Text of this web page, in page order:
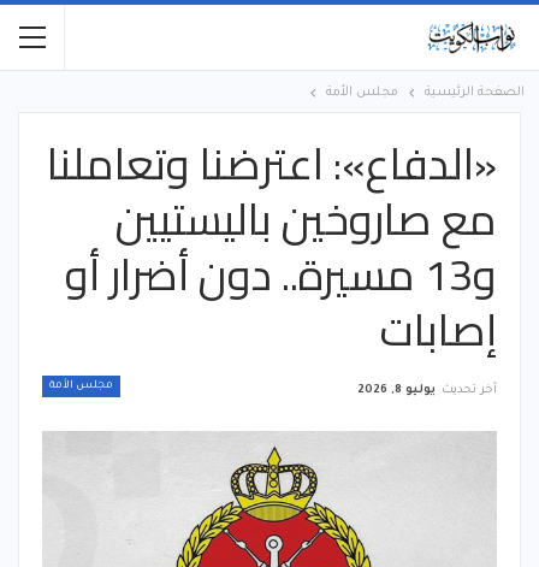
الصفحة الرئيسية مجلس الأمة
«الدفاع»: اعترضنا وتعاملنا
مع صاروخين باليستيين
و13 مسيرة.. دون أضرار أو
إصابات
مجلس الأمة آخر تحديث يوليو 8, 2026